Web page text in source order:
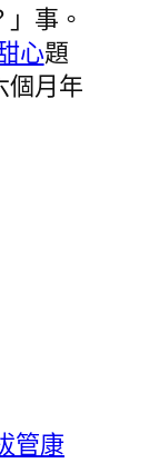
」事。
心題
個月年
管康